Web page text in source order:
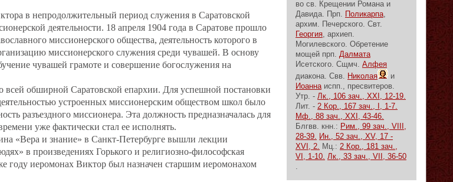
в непродолжительный период служения в Саратовской
деятельности. 18 апреля 1904 года в Саратове прошло
миссионерского общества, деятельность которого в
миссионерского служения среди чувашей. В основу
чувашей грамоте и совершение богослужения на
всей обширной Саратовской епархии. Для успешной постановки
устроенных миссионерским обществом школ было
разъездного миссионера. Эта должность предназначалась для
уже фактически стал ее исполнять.
«Вера и знание» в Санкт‐Петербурге вышли лекции
в произведениях Горького и религиозно‐философская
году иеромонах Виктор был назначен старшим иеромонахом
во св. Крещении Романа и
Давида. Прп. Поликарпа,
архим. Печерского. Свт.
Георгия, архиеп.
Могилевского. Обретение
мощей прп. Далмата
Исетского. Сщмч. Алфея
диакона. Свв. Николая
и
Иоаннаиспп., пресвитеров.
Утр. - Лк., 106 зач., XXI, 12-19.
Лит. - 2 Кор., 167 зач., I, 1-7.
Мф., 88 зач., XXI, 43-46.
Блгвв. кнн.: Рим., 99 зач., VIII,
28-39. Ин., 52 зач., XV, 17 -
XVI, 2. Мц.: 2 Кор., 181 зач.,
VI, 1-10. Лк., 33 зач., VII, 36-50
.